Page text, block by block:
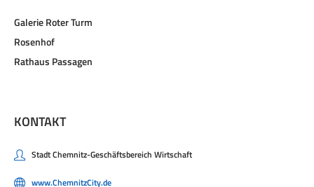
Galerie Roter Turm
Rosenhof
Rathaus Passagen
KONTAKT
Stadt Chemnitz-Geschäftsbereich Wirtschaft
www.ChemnitzCity.de